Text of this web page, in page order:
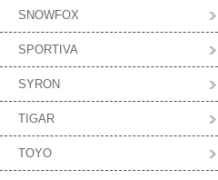
SNOWFOX
SPORTIVA
SYRON
TIGAR
TOYO